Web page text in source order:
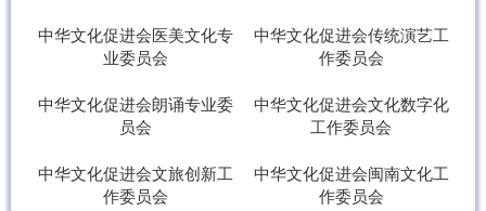
中华文化促进会医美文化专
业委员会
中华文化促进会传统演艺工
作委员会
中华文化促进会朗诵专业委
员会
中华文化促进会文化数字化
工作委员会
中华文化促进会文旅创新工
作委员会
中华文化促进会闽南文化工
作委员会